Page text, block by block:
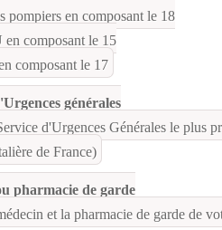
pompiers en composant le 18
composant le 15
composant le 17
générales
d'Urgences Générales le plus
de France)
pharmacie de garde
et la pharmacie de garde de